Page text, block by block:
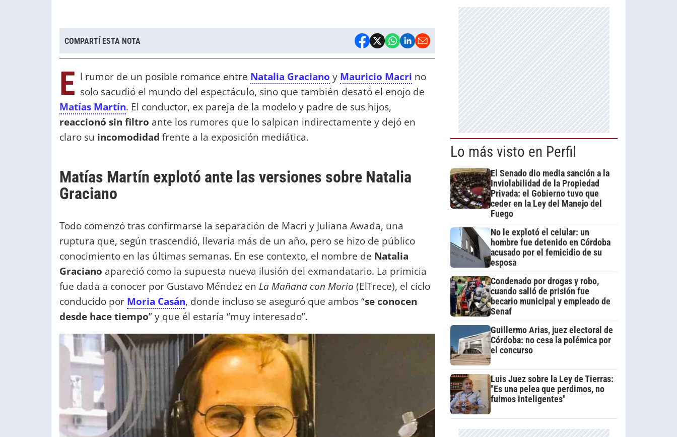
COMPARTÍ ESTA NOTA
E l rumor de un posible romance entre Natalia Graciano y Mauricio Macri no
solo sacudió el mundo del espectáculo, sino que también desató el enojo de
Matías Martín. El conductor, ex pareja de la modelo y padre de sus hijos,
reaccionó sin filtro ante los rumores que lo salpican indirectamente y dejó en
claro su incomodidad frente a la exposición mediática.
Matías Martín explotó ante las versiones sobre Natalia
Graciano
Todo comenzó tras confirmarse la separación de Macri y Juliana Awada, una
ruptura que, según trascendió, llevaría más de un año, pero se hizo de público
conocimiento en las últimas semanas. En ese contexto, el nombre de Natalia
Graciano apareció como la supuesta nueva ilusión del exmandatario. La primicia
fue dada a conocer por Gustavo Méndez en La Mañana con Moria(ElTrece), el ciclo
conducido por Moria Casán, donde incluso se aseguró que ambos “se conocen
desde hace tiempo” y que él estaría “muy interesado”.
Lo más visto en Perfil
El Senado dio media sanción a la
Inviolabilidad de la Propiedad
Privada: el Gobierno tuvo que
ceder en la Ley del Manejo del
Fuego
No le explotó el celular: un
hombre fue detenido en Córdoba
acusado por el femicidio de su
esposa
Condenado por drogas y robo,
cuando salió de prisión fue
becario municipal y empleado de
Senaf
Guillermo Arias, juez electoral de
Córdoba: no cesa la polémica por
el concurso
Luis Juez sobre la Ley de Tierras:
"Es una pelea que perdimos, no
fuimos inteligentes"